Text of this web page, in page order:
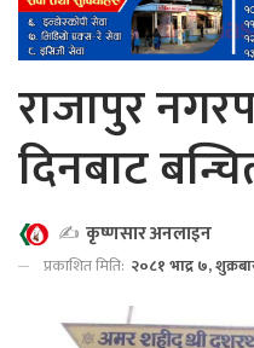
राजापुर
दिनबाट
✍️ कृष्णसार अनलाइन
प्रकाशित मिति: २०८१ भाद्र ७,